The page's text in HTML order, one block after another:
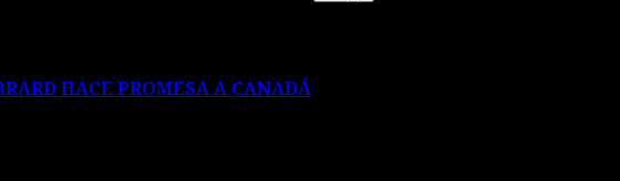
HACE PROMESA A CANADÁ